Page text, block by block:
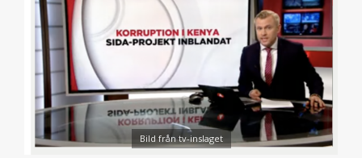
Bild från tv-inslaget